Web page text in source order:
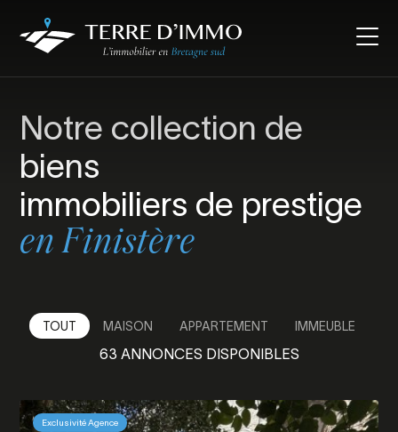
Notre collection de
biens
immobiliers de prestige
en Finistère
TOUT MAISON APPARTEMENT IMMEUBLE
63 ANNONCES DISPONIBLES
Exclusivité Agence